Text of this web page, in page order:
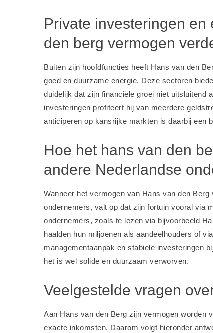
Private investeringen
den berg vermogen
Buiten zijn hoofdfuncties heeft Hans van den
goed en duurzame energie. Deze sectoren
duidelijk dat zijn financiële groei niet uitsluitend
investeringen profiteert hij van meerdere
anticiperen op kansrijke markten is daarbij een
Hoe het hans van den
andere Nederlandse
Wanneer het vermogen van Hans van den
ondernemers, valt op dat zijn fortuin vooral via
ondernemers, zoals te lezen via bijvoorbeeld
haalden hun miljoenen als aandeelhouders of
managementaanpak en stabiele investeringen
het is wel solide en duurzaam verworven.
Veelgestelde vragen
Aan Hans van den Berg zijn vermogen worden
exacte inkomsten. Daarom volgt hieronder